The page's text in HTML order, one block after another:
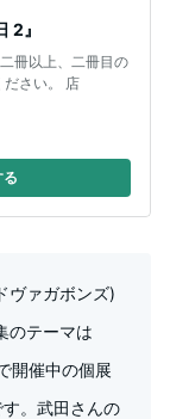
2』
冊以上、二冊目の
ださい。 店
ヴァガボンズ)
のテーマは
開催中の個展
す。武田さんの